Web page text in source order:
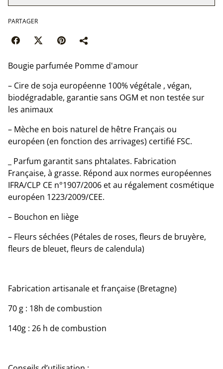
PARTAGER
Bougie parfumée Pomme d'amour
– Cire de soja européenne 100% végétale , végan,
biodégradable, garantie sans OGM et non testée sur
les animaux
– Mèche en bois naturel de hêtre Français ou
européen (en fonction des arrivages) certifié FSC.
_ Parfum garantit sans phtalates. Fabrication
Française, à grasse. Répond aux normes européennes
IFRA/CLP CE n°1907/2006 et au régalement cosmétique
européen 1223/2009/CEE.
– Bouchon en liège
– Fleurs séchées (Pétales de roses, fleurs de bruyère,
fleurs de bleuet, fleurs de calendula)
Fabrication artisanale et française (Bretagne)
70 g : 18h de combustion
140g : 26 h de combustion